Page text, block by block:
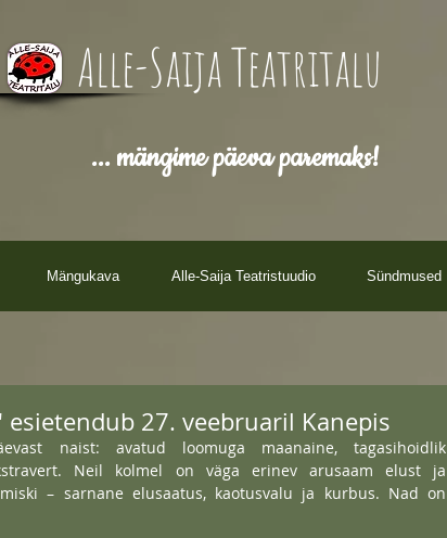
Alle-Saija Teatritalu
... mängime päeva paremaks!
Mängukava Alle-Saija Teatristuudio Sündmused
esietendub 27. veebruaril Kanepis
naist: avatud loomuga maanaine, tagasihoidlik
Neil kolmel on väga erinev arusaam elust ja
– sarnane elusaatus, kaotusvalu ja kurbus. Nad on